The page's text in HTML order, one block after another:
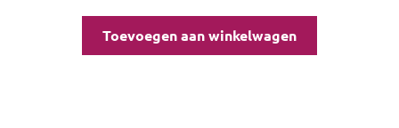
Toevoegen aan winkelwagen